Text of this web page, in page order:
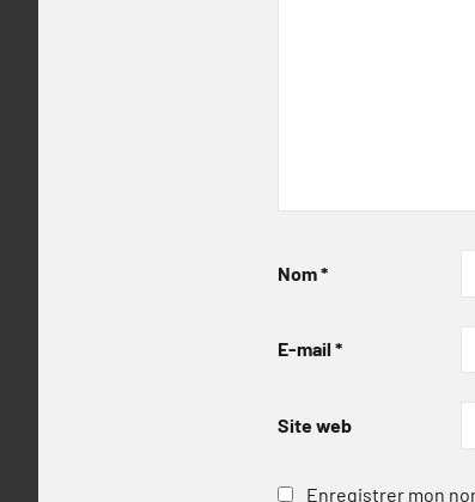
Nom*
E-mail *
Site web
Enregistrer mon